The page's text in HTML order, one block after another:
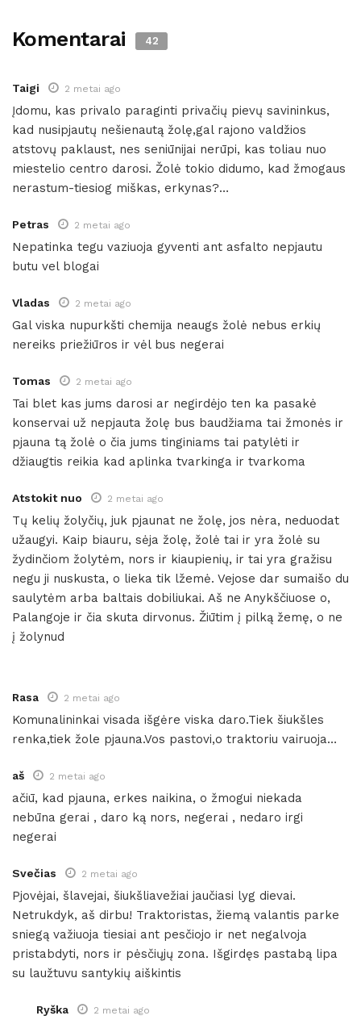
Komentarai 42
Taigi 2 metai ago
Įdomu, kas privalo paraginti privačių pievų savininkus,
kad nusipjautų nešienautą žolę,gal rajono valdžios
atstovų paklaust, nes seniūnijai nerūpi, kas toliau nuo
miestelio centro darosi. Žolė tokio didumo, kad žmogaus
nerastum-tiesiog miškas, erkynas?…
Petras 2 metai ago
Nepatinka tegu vaziuoja gyventi ant asfalto nepjautu
butu vel blogai
Vladas 2 metai ago
Gal viska nupurkšti chemija neaugs žolė nebus erkių
nereiks priežiūros ir vėl bus negerai
Tomas 2 metai ago
Tai blet kas jums darosi ar negirdėjo ten ka pasakė
konservai už nepjauta žolę bus baudžiama tai žmonės ir
pjauna tą žolė o čia jums tinginiams tai patylėti ir
džiaugtis reikia kad aplinka tvarkinga ir tvarkoma
Atstokit nuo 2 metai ago
Tų kelių žolyčių, juk pjaunat ne žolę, jos nėra, neduodat
užaugyi. Kaip biauru, sėja žolę, žolė tai ir yra žolė su
žydinčiom žolytėm, nors ir kiaupienių, ir tai yra gražisu
negu ji nuskusta, o lieka tik lžemė. Vejose dar sumaišo du
saulytėm arba baltais dobiliukai. Aš ne Anykščiuose o,
Palangoje ir čia skuta dirvonus. Žiūtim į pilką žemę, o ne
į žolynud
Rasa 2 metai ago
Komunalininkai visada išgėre viska daro.Tiek šiukšles
renka,tiek žole pjauna.Vos pastovi,o traktoriu vairuoja…
aš 2 metai ago
ačiū, kad pjauna, erkes naikina, o žmogui niekada
nebūna gerai , daro ką nors, negerai , nedaro irgi
negerai
Svečias 2 metai ago
Pjovėjai, šlavejai, šiukšliavežiai jaučiasi lyg dievai.
Netrukdyk, aš dirbu! Traktoristas, žiemą valantis parke
sniegą važiuoja tiesiai ant pesčiojo ir net negalvoja
pristabdyti, nors ir pėsčiųjų zona. Išgirdęs pastabą lipa
su laužtuvu santykių aiškintis
Ryška 2 metai ago